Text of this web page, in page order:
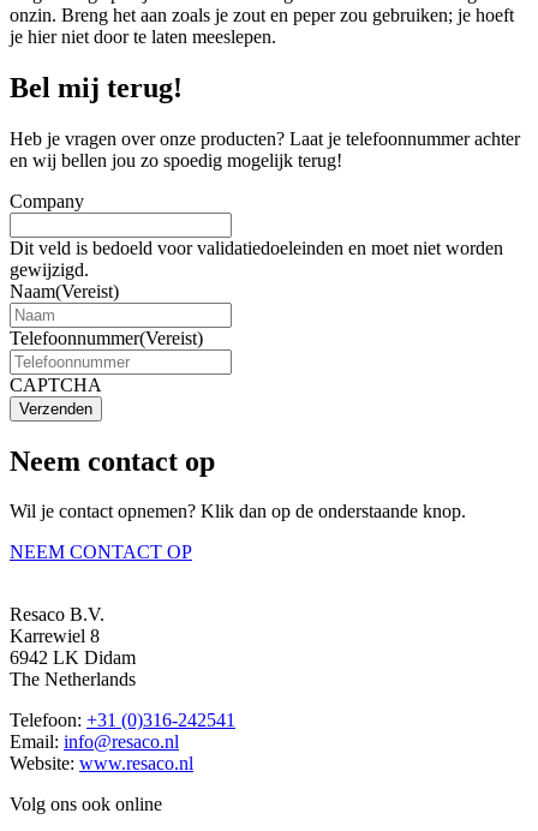
onzin. Breng het aan zoals je zout en peper zou gebruiken; je hoeft
je hier niet door te laten meeslepen.
Bel mij terug!
Heb je vragen over onze producten? Laat je telefoonnummer achter
en wij bellen jou zo spoedig mogelijk terug!
Company
Dit veld is bedoeld voor validatiedoeleinden en moet niet worden
gewijzigd.
Naam(Vereist)
Telefoonnummer(Vereist)
CAPTCHA
Verzenden
Neem contact op
Wil je contact opnemen? Klik dan op de onderstaande knop.
NEEM CONTACT OP
Resaco B.V.
Karrewiel 8
6942 LK Didam
The Netherlands
Telefoon: +31 (0)316-242541
Email: info@resaco.nl
Website: www.resaco.nl
Volg ons ook online